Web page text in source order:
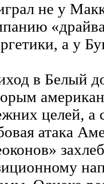
не у
а у
в Белый
целей, а
атака